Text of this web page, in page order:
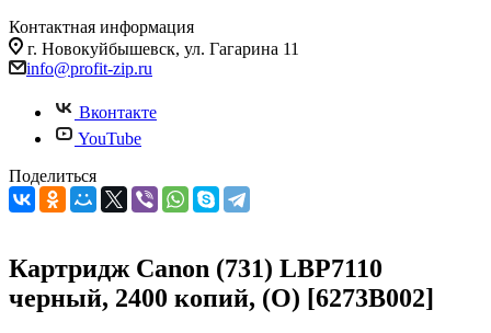
Контактная информация
г. Новокуйбышевск, ул. Гагарина 11
info@profit-zip.ru
Вконтакте
YouTube
Поделиться
Картридж Canon (731) LBP7110
черный, 2400 копий, (O) [6273B002]